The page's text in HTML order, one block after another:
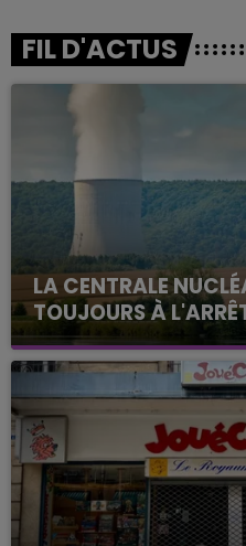
FIL D'ACTUS
LA CENTRALE
TOUJOURS À
Cela fait déjà une
nucléaire ardennaise
justifiée par la
présente.